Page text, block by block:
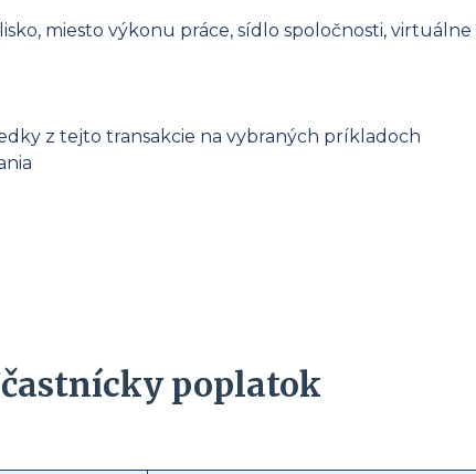
miesto výkonu práce, sídlo spoločnosti, virtuálne
z tejto transakcie na vybraných príkladoch
poplatok